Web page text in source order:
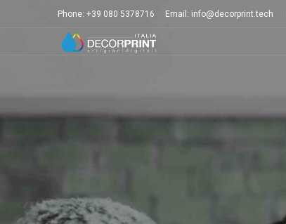
Phone: +39 080 5378716 Email: info@decorprint.tech